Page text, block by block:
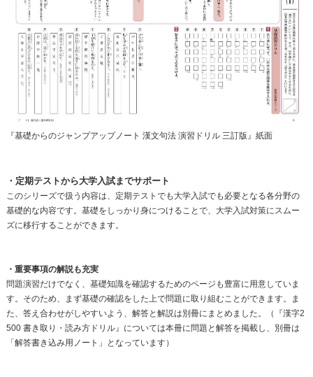
『基礎からのジャンプアップノート 漢文句法 演習ドリル 三訂版』紙面
・定期テストから大学入試までサポート
このシリーズで扱う内容は、定期テストでも大学入試でも必要となる各分野の
基礎的な内容です。基礎をしっかり身につけることで、大学入試対策にスムー
ズに移行することができます。
・重要事項の解説も充実
問題演習だけでなく、基礎知識を確認するためのページも豊富に用意していま
す。そのため、まず基礎の確認をした上で問題に取り組むことができます。ま
た、答え合わせがしやすいよう、解答と解説は別冊にまとめました。（『漢字2
500 書き取り・読み方ドリル』については本冊に問題と解答を掲載し、別冊は
「解答書き込み用ノート」となっています）